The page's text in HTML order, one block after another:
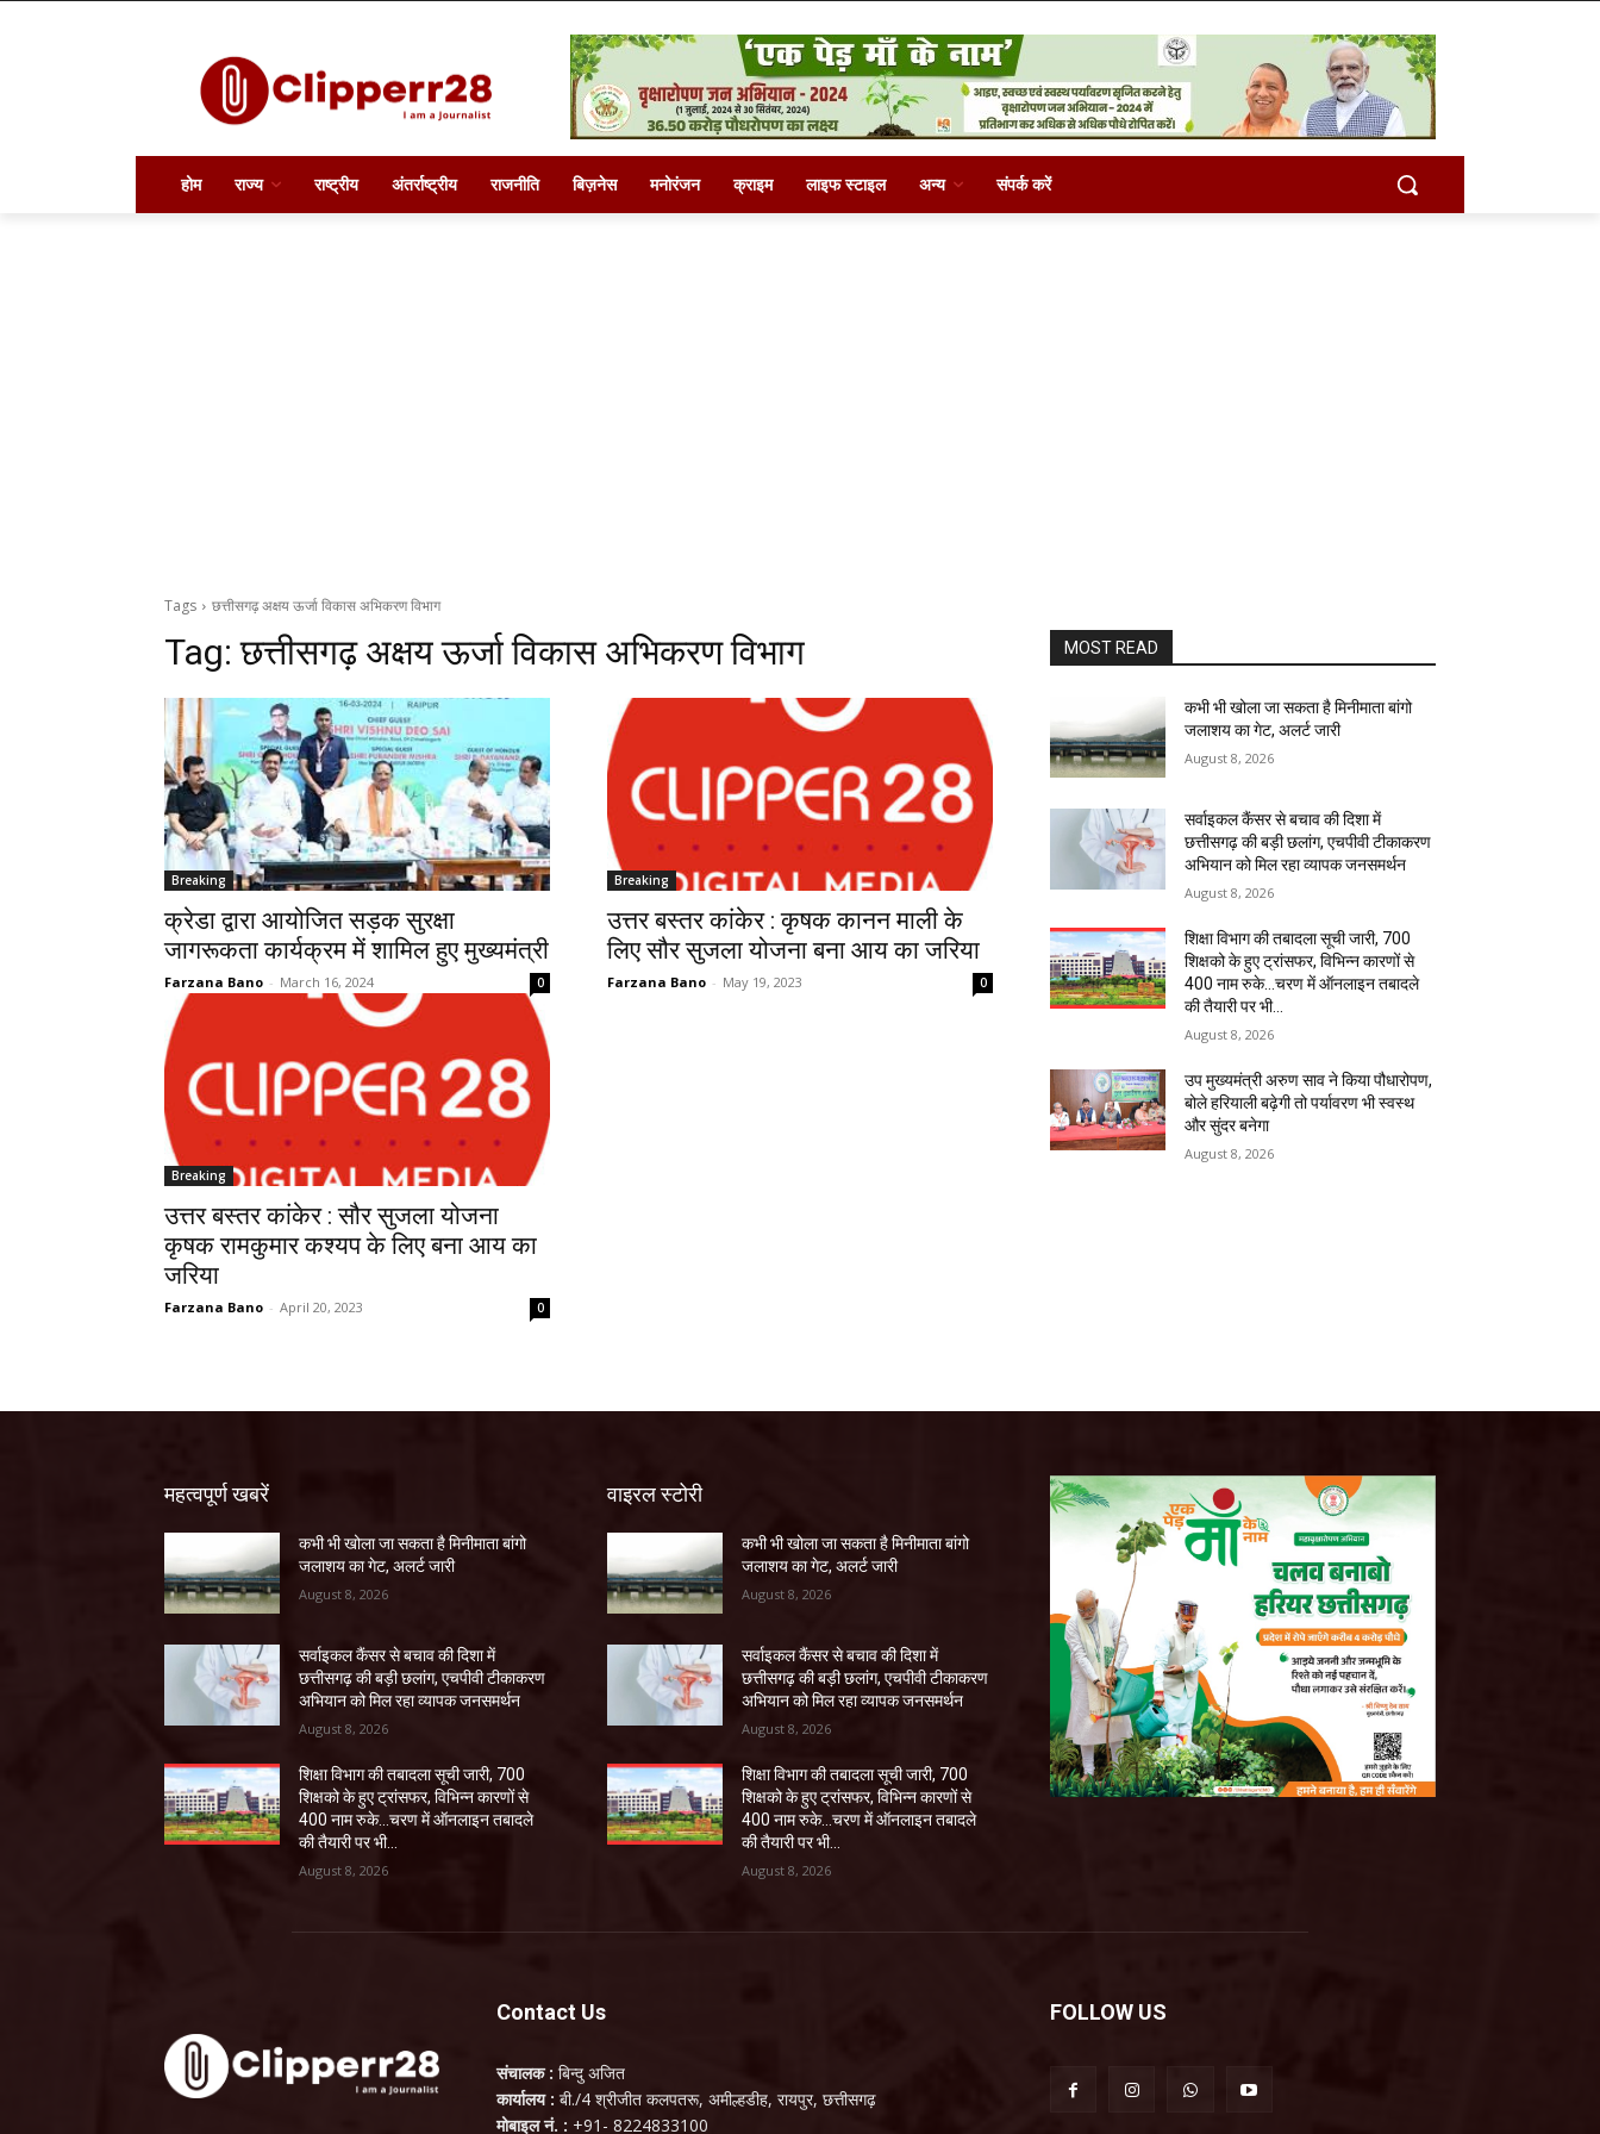
होम राज्य राष्ट्रीय अंतर्राष्ट्रीय राजनीति बिज़नेस मनोरंजन क्राइम लाइफ स्टाइल अन्य संपर्क करें
Tags छत्तीसगढ़ अक्षय ऊर्जा विकास अभिकरण विभाग
Tag:छत्तीसगढ़ अक्षय ऊर्जा विकास अभिकरण विभाग
Breaking
क्रेडा द्वारा आयोजित सड़क सुरक्षा
जागरूकता कार्यक्रम में शामिल हुए मुख्यमंत्री
Farzana Bano - March 16, 2024 0
Breaking
उत्तर बस्तर कांकेर : कृषक कानन माली के
लिए सौर सुजला योजना बना आय का जरिया
Farzana Bano - May 19, 2023 0
Breaking
उत्तर बस्तर कांकेर : सौर सुजला योजना
कृषक रामकुमार कश्यप के लिए बना आय का
जरिया
Farzana Bano - April 20, 2023 0
MOST READ
कभी भी खोला जा सकता है मिनीमाता बांगो
जलाशय का गेट, अलर्ट जारी
August 8, 2026
सर्वाइकल कैंसर से बचाव की दिशा में
छत्तीसगढ़ की बड़ी छलांग, एचपीवी टीकाकरण
अभियान को मिल रहा व्यापक जनसमर्थन
August 8, 2026
शिक्षा विभाग की तबादला सूची जारी, 700
शिक्षको के हुए ट्रांसफर, विभिन्न कारणों से
400 नाम रुके…चरण में ऑनलाइन तबादले
की तैयारी पर भी...
August 8, 2026
उप मुख्यमंत्री अरुण साव ने किया पौधारोपण,
बोले हरियाली बढ़ेगी तो पर्यावरण भी स्वस्थ
और सुंदर बनेगा
August 8, 2026
महत्वपूर्ण खबरें
कभी भी खोला जा सकता है मिनीमाता बांगो
जलाशय का गेट, अलर्ट जारी
August 8, 2026
सर्वाइकल कैंसर से बचाव की दिशा में
छत्तीसगढ़ की बड़ी छलांग, एचपीवी टीकाकरण
अभियान को मिल रहा व्यापक जनसमर्थन
August 8, 2026
शिक्षा विभाग की तबादला सूची जारी, 700
शिक्षको के हुए ट्रांसफर, विभिन्न कारणों से
400 नाम रुके…चरण में ऑनलाइन तबादले
की तैयारी पर भी...
August 8, 2026
वाइरल स्टोरी
कभी भी खोला जा सकता है मिनीमाता बांगो
जलाशय का गेट, अलर्ट जारी
August 8, 2026
सर्वाइकल कैंसर से बचाव की दिशा में
छत्तीसगढ़ की बड़ी छलांग, एचपीवी टीकाकरण
अभियान को मिल रहा व्यापक जनसमर्थन
August 8, 2026
शिक्षा विभाग की तबादला सूची जारी, 700
शिक्षको के हुए ट्रांसफर, विभिन्न कारणों से
400 नाम रुके…चरण में ऑनलाइन तबादले
की तैयारी पर भी...
August 8, 2026
Contact Us
संचालक : बिन्दु अजित
कार्यालय : बी./4 श्रीजीत कलपतरू, अमील्हडीह, रायपुर, छत्तीसगढ़
मोबाइल नं. : +91- 8224833100
FOLLOW US